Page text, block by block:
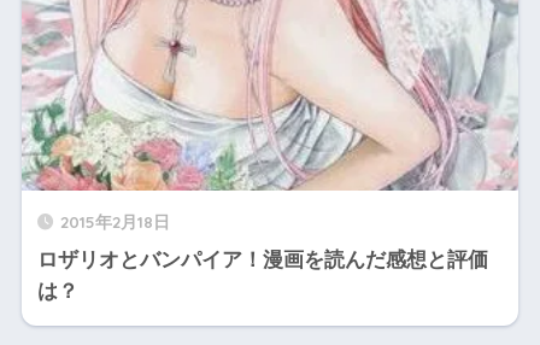
2015年2月18日
ロザリオとバンパイア！漫画を読んだ感想と評価
は？